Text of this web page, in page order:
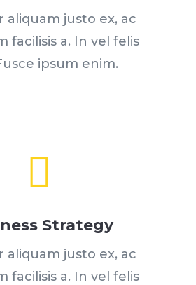
aliquam justo ex, ac
facilisis a. In vel felis
ipsum enim.

Strategy
aliquam justo ex, ac
facilisis a. In vel felis